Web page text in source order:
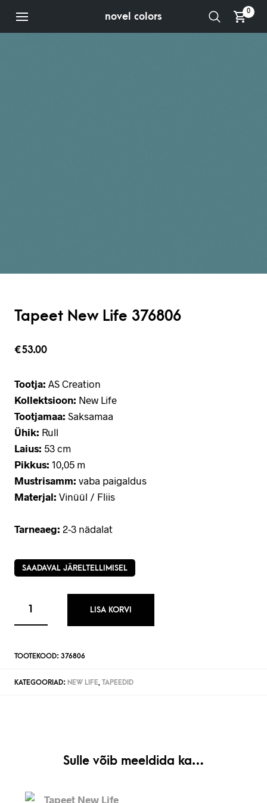
novel colors 0
Tapeet New Life 376806
€53.00
Tootja: AS Creation
Kollektsioon: New Life
Tootjamaa: Saksamaa
Ühik: Rull
Laius: 53 cm
Pikkus: 10,05 m
Mustrisamm: vaba paigaldus
Materjal: Vinüül / Fliis
Tarneaeg: 2-3 nädalat
SAADAVAL JÄRELTELLIMISEL
LISA KORVI
TOOTEKOOD: 376806
KATEGOORIAD: NEW LIFE, TAPEEDID
Sulle võib meeldida ka…